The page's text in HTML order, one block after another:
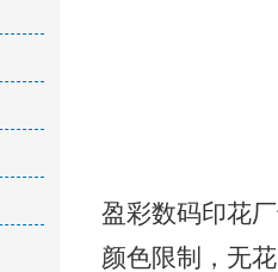
盈彩数码印花
颜色限制，无